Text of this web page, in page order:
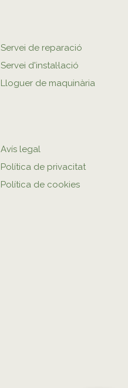
Servei de reparació
Servei d'instal·lació
Lloguer de maquinària
Avís legal
Política de privacitat
Política de cookies